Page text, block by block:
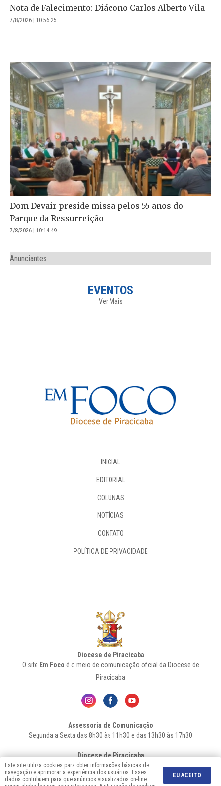
Nota de Falecimento: Diácono Carlos Alberto Vila
7/8/2026 | 10:56:25
Dom Devair preside missa pelos 55 anos do
Parque da Ressurreição
7/8/2026 | 10:14:49
Anunciantes
EVENTOS
Ver Mais
INICIAL
EDITORIAL
COLUNAS
NOTÍCIAS
CONTATO
POLÍTICA DE PRIVACIDADE
Diocese de Piracicaba
O site Em Foco é o meio de comunicação oficial da Diocese de
Piracicaba
Assessoria de Comunicação
Segunda a Sexta das 8h30 às 11h30 e das 13h30 às 17h30
Diocese de Piracicaba
Av. Independência, 1146 – Bairro Higienópolis - Cep: 13.419-155 –
Piracicaba-SP - Fone: 19 2106-7556
Este site utiliza cookies para obter informações básicas de
navegação e aprimorar a experiência dos usuários. Esses
dados contribuem para que anúncios visualizados on-line
EU ACEITO